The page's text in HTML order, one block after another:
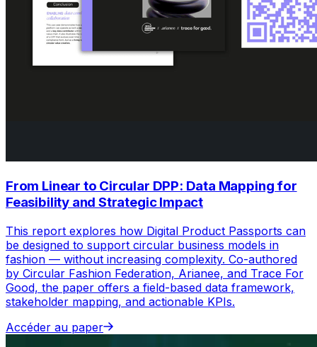
From Linear to Circular DPP: Data Mapping for
Feasibility and Strategic Impact
This report explores how Digital Product Passports can
be designed to support circular business models in
fashion — without increasing complexity. Co-authored
by Circular Fashion Federation, Arianee, and Trace For
Good, the paper offers a field-based data framework,
stakeholder mapping, and actionable KPIs.
Accéder au paper